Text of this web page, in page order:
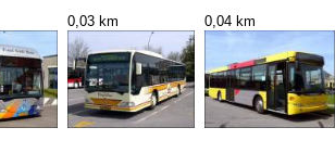
0,03 km 0,04 km